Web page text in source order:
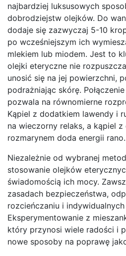
najbardziej luksusowych
dobrodziejstw olejków. Do
dodaje się zazwyczaj 5-10
po wcześniejszym ich
mlekiem lub miodem. Jest to
olejki eteryczne nie
unosić się na jej powierzchni,
podrażniając skórę.
pozwala na równomierne
Kąpiel z dodatkiem lawendy i
na wieczorny relaks, a kąpiel z
rozmarynem doda energii rano.
Niezależnie od wybranej
stosowanie olejków
świadomością ich mocy.
zasadach bezpieczeństwa,
rozcieńczaniu i
Eksperymentowanie z
który przynosi wiele radości i
nowe sposoby na poprawę